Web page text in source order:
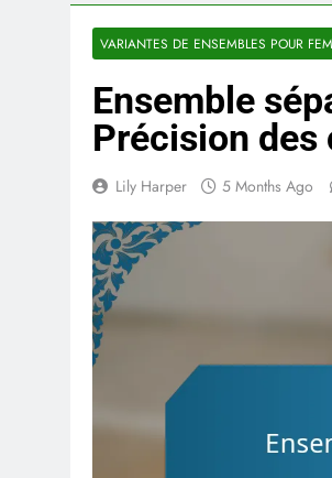
VARIANTES DE ENSEMBLES POUR
Ensemble
Précision des
Lily Harper 5 Months Ago